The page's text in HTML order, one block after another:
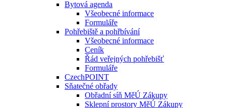
Bytová agenda
Všeobecné informace
Formuláře
Pohřebiště a pohřbívání
Všeobecné informace
Ceník
Řád veřejných pohřebišť
Formuláře
CzechPOINT
Sňatečné obřady
Obřadní síň MěÚ Zákupy
Sklepní prostory MěÚ Zákupy